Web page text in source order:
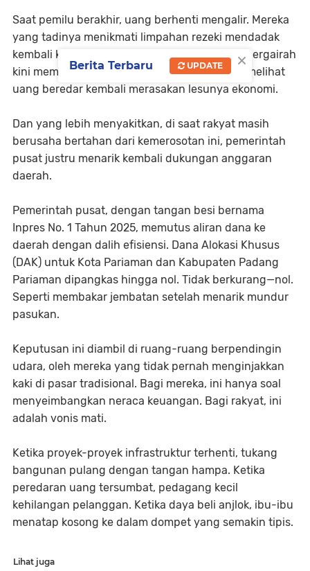
Saat pemilu berakhir, uang berhenti mengalir. Mereka
yang tadinya menikmati limpahan rezeki mendadak
kembali ke realitas pahit. Pasar yang sempat bergairah
kini membeku. Para pedagang yang terbiasa melihat
uang beredar kembali merasakan lesunya ekonomi.
Dan yang lebih menyakitkan, di saat rakyat masih
berusaha bertahan dari kemerosotan ini, pemerintah
pusat justru menarik kembali dukungan anggaran
daerah.
Pemerintah pusat, dengan tangan besi bernama
Inpres No. 1 Tahun 2025, memutus aliran dana ke
daerah dengan dalih efisiensi. Dana Alokasi Khusus
(DAK) untuk Kota Pariaman dan Kabupaten Padang
Pariaman dipangkas hingga nol. Tidak berkurang—nol.
Seperti membakar jembatan setelah menarik mundur
pasukan.
Keputusan ini diambil di ruang-ruang berpendingin
udara, oleh mereka yang tidak pernah menginjakkan
kaki di pasar tradisional. Bagi mereka, ini hanya soal
menyeimbangkan neraca keuangan. Bagi rakyat, ini
adalah vonis mati.
Ketika proyek-proyek infrastruktur terhenti, tukang
bangunan pulang dengan tangan hampa. Ketika
peredaran uang tersumbat, pedagang kecil
kehilangan pelanggan. Ketika daya beli anjlok, ibu-ibu
menatap kosong ke dalam dompet yang semakin tipis.
Lihat juga
×
Berita Terbaru UPDATE